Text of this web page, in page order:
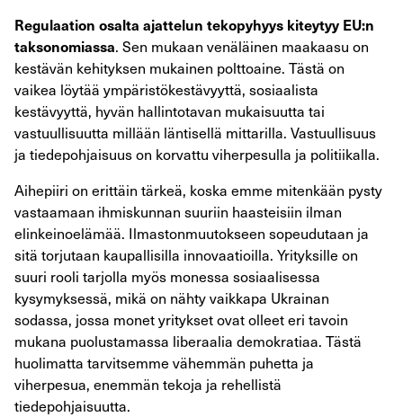
Regulaation osalta ajattelun tekopyhyys kiteytyy EU:n
taksonomiassa. Sen mukaan venäläinen maakaasu on
kestävän kehityksen mukainen polttoaine. Tästä on
vaikea löytää ympäristökestävyyttä, sosiaalista
kestävyyttä, hyvän hallintotavan mukaisuutta tai
vastuullisuutta millään läntisellä mittarilla. Vastuullisuus
ja tiedepohjaisuus on korvattu viherpesulla ja politiikalla.
Aihepiiri on erittäin tärkeä, koska emme mitenkään pysty
vastaamaan ihmiskunnan suuriin haasteisiin ilman
elinkeinoelämää. Ilmastonmuutokseen sopeudutaan ja
sitä torjutaan kaupallisilla innovaatioilla. Yrityksille on
suuri rooli tarjolla myös monessa sosiaalisessa
kysymyksessä, mikä on nähty vaikkapa Ukrainan
sodassa, jossa monet yritykset ovat olleet eri tavoin
mukana puolustamassa liberaalia demokratiaa. Tästä
huolimatta tarvitsemme vähemmän puhetta ja
viherpesua, enemmän tekoja ja rehellistä
tiedepohjaisuutta.